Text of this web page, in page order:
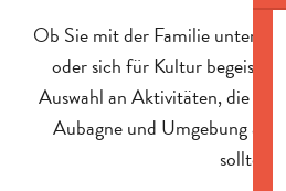
Ob Sie mit der Familie
oder sich für Kultur
Auswahl an Aktivitäten, die
Aubagne und Umgebung auf
sollten.